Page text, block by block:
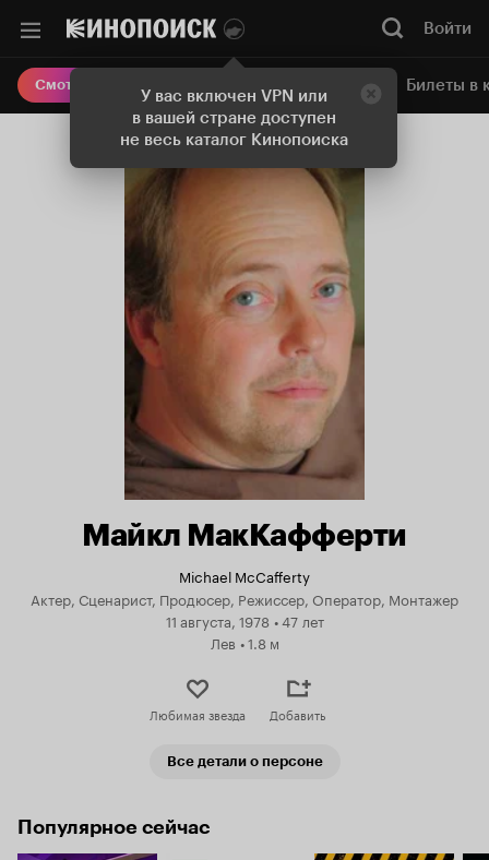
У вас включен VPN или
в вашей стране доступен
не весь каталог Кинопоиска
Войти
Смотреть кино Онлайн-кинотеатр Билеты в
Майкл МакКафферти
Michael McCafferty
Актер, Сценарист, Продюсер, Режиссер, Оператор, Монтажер
11 августа, 1978 •47 лет
Лев •1.8 м
Любимая звезда Добавить
Все детали о персоне
Популярное сейчас